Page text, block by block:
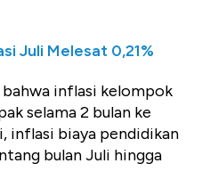
Juli Melesat 0,21%
inflasi kelompok
selama 2 bulan ke
inflasi biaya pendidikan
bulan Juli hingga